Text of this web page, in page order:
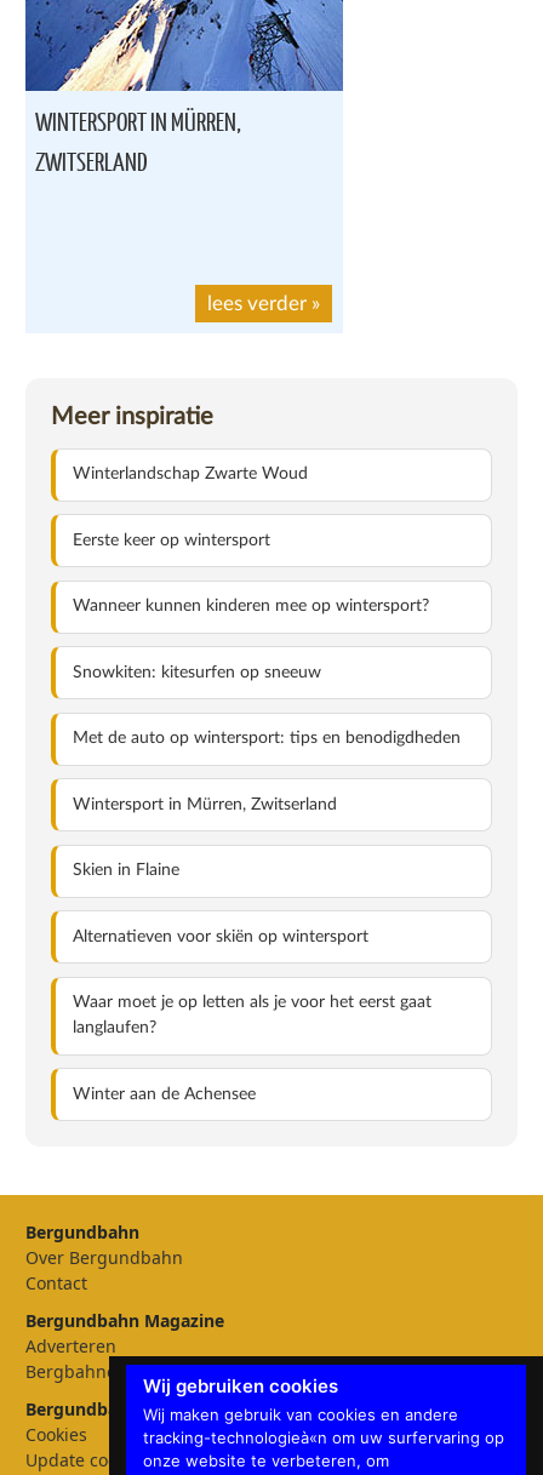
Wij gebruiken cookies
Wij maken gebruik van cookies en andere
tracking-technologieà«n om uw surfervaring op
onze website te verbeteren, om
WINTERSPORT IN MÜRREN,
ZWITSERLAND
lees verder »
Meer inspiratie
Winterlandschap Zwarte Woud
Eerste keer op wintersport
Wanneer kunnen kinderen mee op wintersport?
Snowkiten: kitesurfen op sneeuw
Met de auto op wintersport: tips en benodigdheden
Wintersport in Mürren, Zwitserland
Skien in Flaine
Alternatieven voor skiën op wintersport
Waar moet je op letten als je voor het eerst gaat
langlaufen?
Winter aan de Achensee
Bergundbahn
Over Bergundbahn
Contact
Bergundbahn Magazine
Adverteren
Bergbahnen
Bergundbahn Instellingen
Cookies
Update cookies preferences